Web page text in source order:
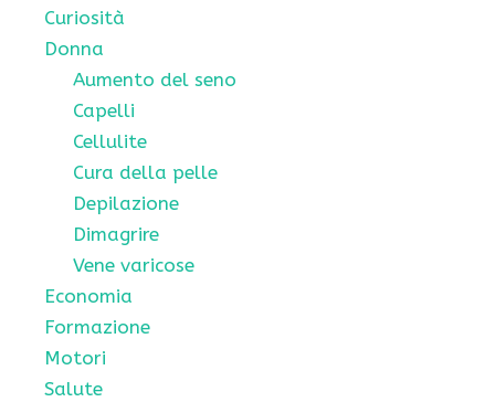
Curiosità
Donna
Aumento del seno
Capelli
Cellulite
Cura della pelle
Depilazione
Dimagrire
Vene varicose
Economia
Formazione
Motori
Salute